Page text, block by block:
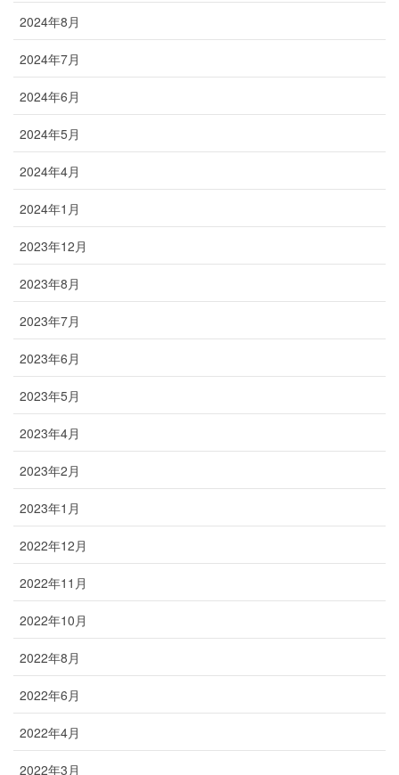
2024年8月
2024年7月
2024年6月
2024年5月
2024年4月
2024年1月
2023年12月
2023年8月
2023年7月
2023年6月
2023年5月
2023年4月
2023年2月
2023年1月
2022年12月
2022年11月
2022年10月
2022年8月
2022年6月
2022年4月
2022年3月